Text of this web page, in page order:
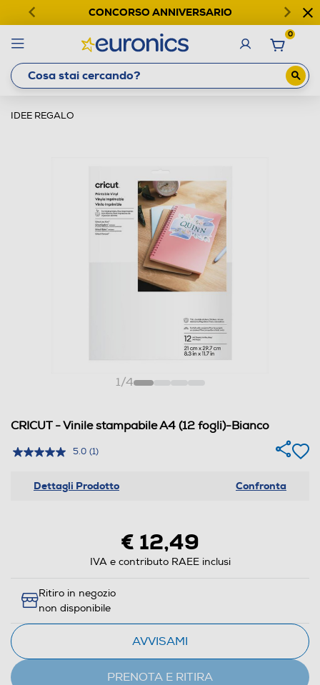
CONCORSO ANNIVERSARIO
0
IDEE REGALO
1/4
CRICUT - Vinile stampabile A4 (12 fogli)-Bianco
5.0 (1)
Dettagli Prodotto Confronta
€ 12,49
IVA e contributo RAEE inclusi
Ritiro in negozio
non disponibile
AVVISAMI
PRENOTA E RITIRA